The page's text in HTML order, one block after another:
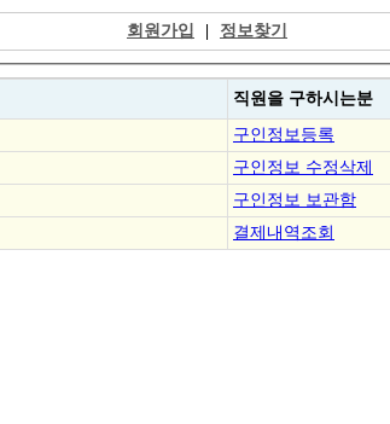
회원가입 | 정보찾기
직원을 구하시는분
구인정보등록
구인정보 수정삭제
구인정보 보관함
결제내역조회